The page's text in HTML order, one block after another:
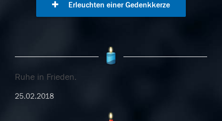
Erleuchten einer Gedenkkerze
Ruhe in Frieden.
25.02.2018